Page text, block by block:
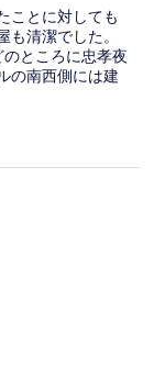
ことに対しても
清潔でした。
ところに忠孝夜
の南西側には建